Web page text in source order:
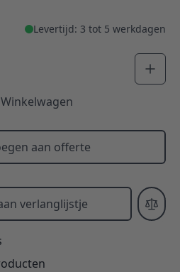
Levertijd: 3 tot 5 werkdagen
aan offerte
verlanglijstje